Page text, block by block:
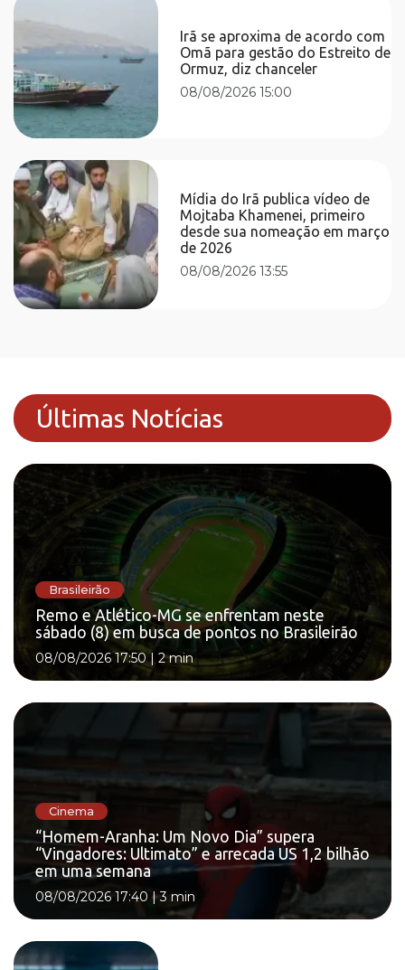
Irã se aproxima de acordo com
Omã para gestão do Estreito de
Ormuz, diz chanceler
08/08/2026 15:00
Mídia do Irã publica vídeo de
Mojtaba Khamenei, primeiro
desde sua nomeação em março
de 2026
08/08/2026 13:55
Últimas Notícias
Brasileirão
Remo e Atlético-MG se enfrentam neste
sábado (8) em busca de pontos no Brasileirão
08/08/2026 17:50| 2 min
Cinema
“Homem-Aranha: Um Novo Dia” supera
“Vingadores: Ultimato” e arrecada US 1,2 bilhão
em uma semana
08/08/2026 17:40 |3 min